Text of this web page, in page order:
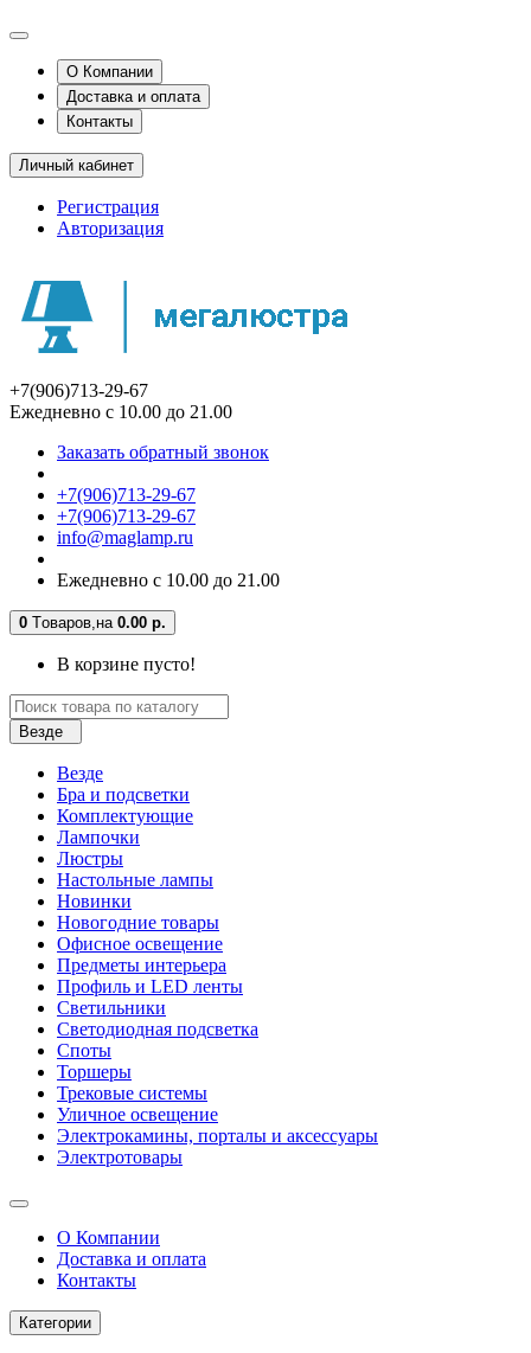
О Компании
Доставка и оплата
Контакты
Личный кабинет
Регистрация
Авторизация
+7(906)713-29-67
Ежедневно с 10.00 до 21.00
Заказать обратный звонок
+7(906)713-29-67
+7(906)713-29-67
info@maglamp.ru
Ежедневно с 10.00 до 21.00
0 Tоваров,на 0.00 р.
В корзине пусто!
Везде
Везде
Бра и подсветки
Комплектующие
Лампочки
Люстры
Настольные лампы
Новинки
Новогодние товары
Офисное освещение
Предметы интерьера
Профиль и LED ленты
Светильники
Светодиодная подсветка
Споты
Торшеры
Трековые системы
Уличное освещение
Электрокамины, порталы и аксессуары
Электротовары
О Компании
Доставка и оплата
Контакты
Категории